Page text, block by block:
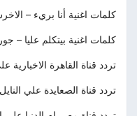
كلمات اغنية أنا بريء –
كلمات اغنية بيتكلم عليا –
تردد قناة القاهرة الاخبارية
تردد قناة الصعايدة علي